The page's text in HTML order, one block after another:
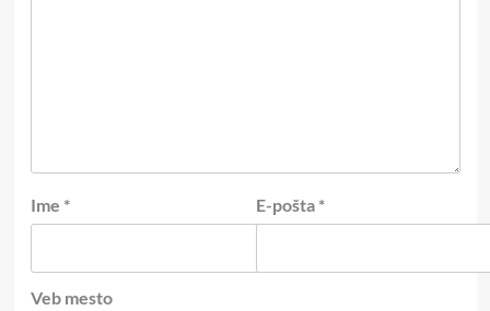
Ime * E-pošta *
Veb mesto